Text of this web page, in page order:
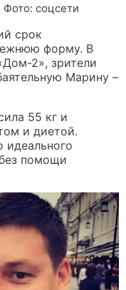
Фото: соцсети
срок
форму. В
2», зрители
Марину –
55 кг и
и диетой.
идеального
помощи